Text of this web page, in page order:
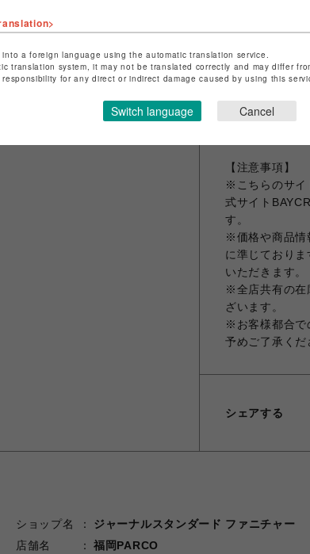
【お問い合わせ
JOURNAL
［メール］jsf-
【注意事項】
※こちらのサイ
式サイト
す。
※価格や商品情
に準じており
いただきます。
※全店共有の在
ざいます。
※お客様都合で
予めご了承くだ
シェアする
ショップ名
ジャーナルスタンダード ファニチャー
店舗名
福岡PARCO
a foreign language using the automatic translation service.
translation system, it may not be translated correctly and may differ
for any direct or indirect damage caused by using this
Switch language Cancel